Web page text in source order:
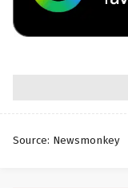
Source: Newsmonkey